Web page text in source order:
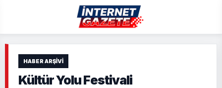
HABER ARŞIVI
Kültür Yolu Festivali